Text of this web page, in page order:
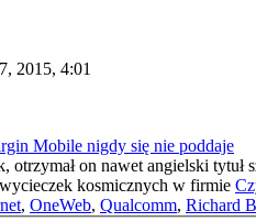
2015, 4:01
otrzymał on nawet angielski
kosmicznych w firmie
, OneWeb, Qualcomm, Richard